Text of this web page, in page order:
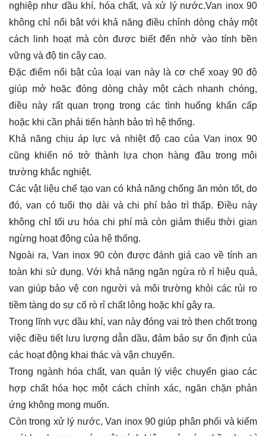
nghiệp như dầu khí, hóa chất, và xử lý nước.Van inox 90
không chỉ nổi bật với khả năng điều chỉnh dòng chảy một
cách linh hoạt mà còn được biết đến nhờ vào tính bền
vững và độ tin cậy cao.
Đặc điểm nổi bật của loại van này là cơ chế xoay 90 độ
giúp mở hoặc đóng dòng chảy một cách nhanh chóng,
điều này rất quan trọng trong các tình huống khẩn cấp
hoặc khi cần phải tiến hành bảo trì hệ thống.
Khả năng chịu áp lực và nhiệt độ cao của Van inox 90
cũng khiến nó trở thành lựa chọn hàng đầu trong môi
trường khắc nghiệt.
Các vật liệu chế tạo van có khả năng chống ăn mòn tốt, do
đó, van có tuổi thọ dài và chi phí bảo trì thấp. Điều này
không chỉ tối ưu hóa chi phí mà còn giảm thiểu thời gian
ngừng hoạt động của hệ thống.
Ngoài ra, Van inox 90 còn được đánh giá cao về tính an
toàn khi sử dụng. Với khả năng ngăn ngừa rò rỉ hiệu quả,
van giúp bảo vệ con người và môi trường khỏi các rủi ro
tiềm tàng do sự cố rò rỉ chất lỏng hoặc khí gây ra.
Trong lĩnh vực dầu khí, van này đóng vai trò then chốt trong
việc điều tiết lưu lượng dẫn dầu, đảm bảo sự ổn định của
các hoạt động khai thác và vận chuyển.
Trong ngành hóa chất, van quản lý việc chuyển giao các
hợp chất hóa học một cách chính xác, ngăn chặn phản
ứng không mong muốn.
Còn trong xử lý nước, Van inox 90 giúp phân phối và kiểm